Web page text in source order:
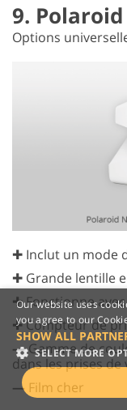
9.
Options
✚ Inclut un mode
✚ Grande lentille
✚ Fonctionne
✚ Compteur de
—Gamme de
dans les prises de
—Film cher
Our website uses
you agree to our
SHOW ALL
SELECT MORE